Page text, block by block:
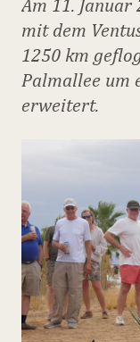
Am 11. Januar
mit dem
1250 km
Palmallee um
erweitert.